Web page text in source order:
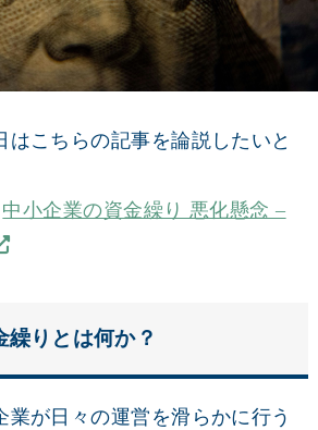
はこちらの記事を論説したいと
中小企業の資金繰り 悪化懸念 –
繰りとは何か？
業が日々の運営を滑らかに行う